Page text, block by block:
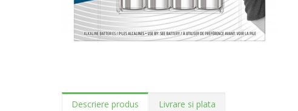
Descriere produs Livrare si plata